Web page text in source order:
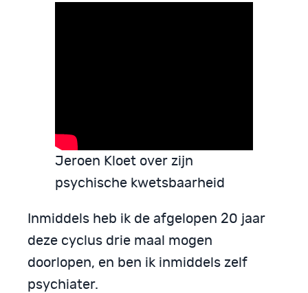
Jeroen Kloet over zijn
psychische kwetsbaarheid
Inmiddels heb ik de afgelopen 20 jaar
deze cyclus drie maal mogen
doorlopen, en ben ik inmiddels zelf
psychiater.